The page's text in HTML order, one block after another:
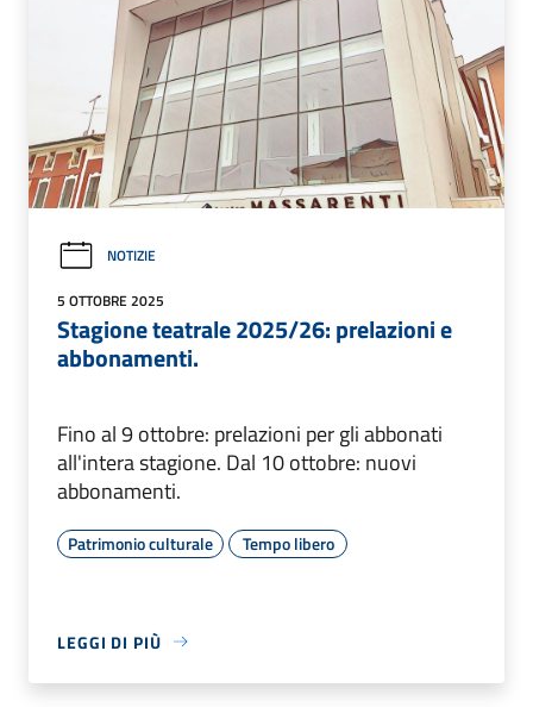
NOTIZIE
5 OTTOBRE 2025
Stagione teatrale 2025/26: prelazioni e
abbonamenti.
Fino al 9 ottobre: prelazioni per gli abbonati
all'intera stagione. Dal 10 ottobre: nuovi
abbonamenti.
Patrimonio culturale Tempo libero
LEGGI DI PIÙ